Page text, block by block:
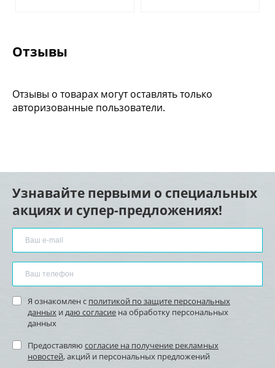
Отзывы
Отзывы о товарах могут оставлять только
авторизованные пользователи.
Узнавайте первыми о специальных
акциях и супер-предложениях!
Я ознакомлен с политикой по защите персональных
данных и даю согласие на обработку персональных
данных
Предоставляю согласие на получение рекламных
новостей, акций и персональных предложений